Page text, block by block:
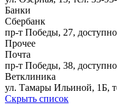
Банки
Сбербанк
пр-т Победы, 27,
Прочее
Почта
пр-т Победы, 38,
Ветклиника
ул. Тамары Ильиной, 1Б,
Скрыть список